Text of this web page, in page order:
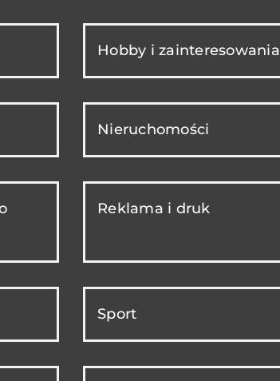
Hobby i zainteresowania
Nieruchomości
Reklama i druk
Sport